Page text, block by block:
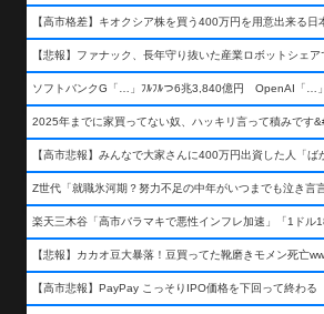
ソフトバンクG「…」ﾌﾙﾌﾙつ6兆3,840億円 OpenAI「…」
【悲報】カカオ豆大暴落！豆買ってた靴磨きモメン死亡
【高市悲報】PayPay こっそりIPO価格を下回って終わる